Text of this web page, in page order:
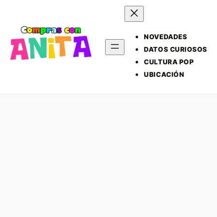
NOVEDADES
DATOS CURIOSOS
CULTURA POP
UBICACIÓN